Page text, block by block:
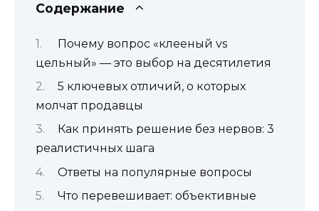
Содержание
Почему вопрос «клееный vs
цельный» — это выбор на десятилетия
5 ключевых отличий, о которых
молчат продавцы
Как принять решение без нервов: 3
реалистичных шага
Ответы на популярные вопросы
Что перевешивает: объективные